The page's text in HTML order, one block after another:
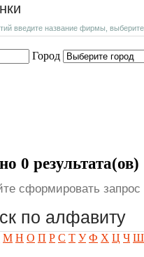
введите название фирмы, выберите
Город
0 результата(ов)
сформировать запрос
по алфавиту
М Н О П Р С Т У Ф Х Ц Ч Ш